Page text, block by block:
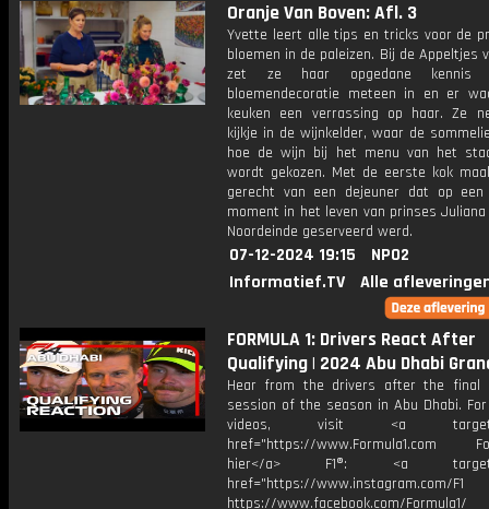
Oranje Van Boven: Afl. 3
Yvette leert alle tips en tricks voor de
bloemen in de paleizen. Bij de Appeltjes
zet ze haar opgedane kennis
bloemendecoratie meteen in en er
keuken een verrassing op haar. Ze
kijkje in de wijnkelder, waar de
hoe de wijn bij het menu van het
wordt gekozen. Met de eerste kok
gerecht van een dejeuner dat op een
moment in het leven van prinses
Noordeinde geserveerd werd.
07-12-2024 19:15
NPO2
Informatief.TV
Alle
FORMULA 1: Drivers React After
Qualifying | 2024 Abu Dhabi
Hear from the drivers after the final
session of the season in Abu Dhabi. For
videos, visit <a
href="https://www.Formula1.com
hier</a> F1®: <a
href="https://www.instagram.com/F1
https://www.facebook.com/Formula1/